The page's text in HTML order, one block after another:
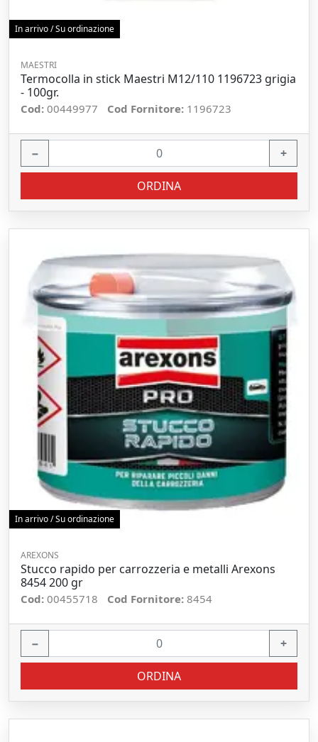
In arrivo / Su ordinazione
MAESTRI
Termocolla in stick Maestri M12/110 1196723 grigia
- 100gr.
Cod: 00449977 Cod Fornitore: 1196723
− +
ORDINA
In arrivo / Su ordinazione
AREXONS
Stucco rapido per carrozzeria e metalli Arexons
8454 200 gr
Cod: 00455718 Cod Fornitore: 8454
− +
ORDINA